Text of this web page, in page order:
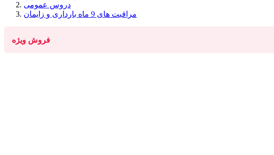
دروس عمومی
مراقبت های 9 ماه بارداری و زایمان
فروش ویژه